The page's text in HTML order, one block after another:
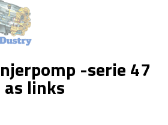
-serie 47
links